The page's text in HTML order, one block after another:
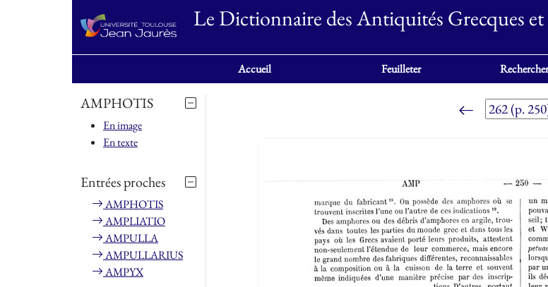
Le Dictionnaire des Antiquités Grecques
Accueil Feuilleter
AMPHOTIS
En image
En texte
Entrées proches
AMPHOTIS
AMPLIATIO
AMPULLA
AMPULLARIUS
AMPYX